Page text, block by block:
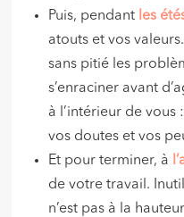
Puis, pendant les
atouts et vos
sans pitié les
s’enraciner avant
à l’intérieur de vous
vos doutes et vos
Et pour terminer, à
de votre travail.
n’est pas à la